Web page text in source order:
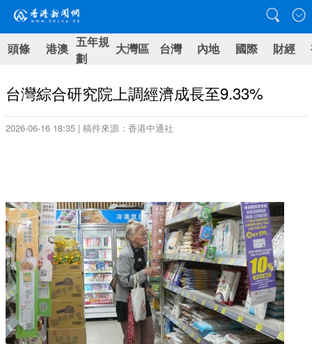
頭條 港澳 五年規
劃
大灣區 台灣 內地 國際 財經
台灣綜合研究院上調經濟成長至9.33%
2026-06-16 18:35 | 稿件來源：香港中通社